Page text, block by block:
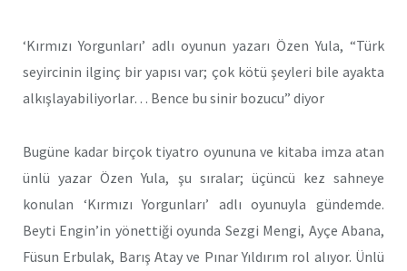
‘Kırmızı Yorgunları’ adlı oyunun yazarı Özen Yula, “Türk
seyircinin ilginç bir yapısı var; çok kötü şeyleri bile ayakta
alkışlayabiliyorlar… Bence bu sinir bozucu” diyor
Bugüne kadar birçok tiyatro oyununa ve kitaba imza atan
ünlü yazar Özen Yula, şu sıralar; üçüncü kez sahneye
konulan ‘Kırmızı Yorgunları’ adlı oyunuyla gündemde.
Beyti Engin’in yönettiği oyunda Sezgi Mengi, Ayçe Abana,
Füsun Erbulak, Barış Atay ve Pınar Yıldırım rol alıyor. Ünlü